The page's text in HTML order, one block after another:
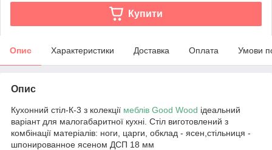
Купити
Опис Характеристики Доставка Оплата Умови
Опис
Кухонний стіл-К-3 з колекції меблів Good Wood ідеальний
варіант для малогабаритної кухні. Стіл виготовлений з
комбінації матеріалів: ноги, царги, обклад - ясен,стільниця -
шпонированное ясеном ДСП 18 мм